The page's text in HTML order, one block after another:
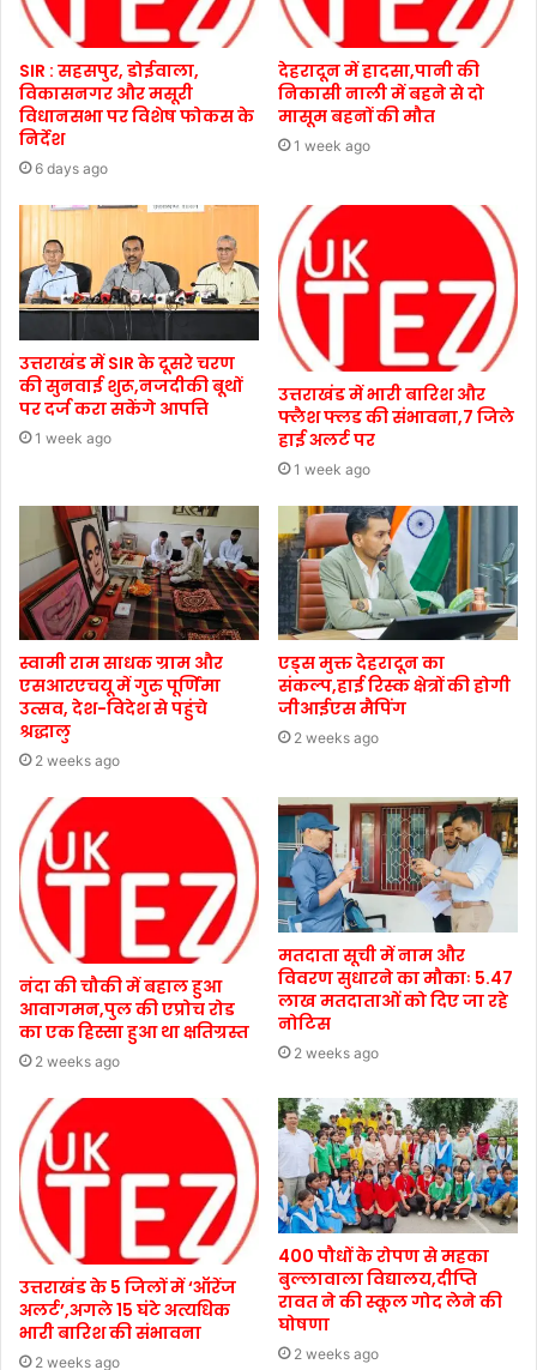
SIR : सहसपुर, डोईवाला,
विकासनगर और मसूरी
विधानसभा पर विशेष फोकस के
निर्देश
6 days ago
देहरादून में हादसा,पानी की
निकासी नाली में बहने से दो
मासूम बहनों की मौत
1 week ago
उत्तराखंड में SIR के दूसरे चरण
की सुनवाई शुरू,नजदीकी बूथों
पर दर्ज करा सकेंगे आपत्ति
1 week ago
उत्तराखंड में भारी बारिश और
फ्लैश फ्लड की संभावना,7 जिले
हाई अलर्ट पर
1 week ago
स्वामी राम साधक ग्राम और
एसआरएचयू में गुरु पूर्णिमा
उत्सव, देश-विदेश से पहुंचे
श्रद्धालु
2 weeks ago
एड्स मुक्त देहरादून का
संकल्प,हाई रिस्क क्षेत्रों की होगी
जीआईएस मैपिंग
2 weeks ago
नंदा की चौकी में बहाल हुआ
आवागमन,पुल की एप्रोच रोड
का एक हिस्सा हुआ था क्षतिग्रस्त
2 weeks ago
मतदाता सूची में नाम और
विवरण सुधारने का मौकाः 5.47
लाख मतदाताओं को दिए जा रहे
नोटिस
2 weeks ago
उत्तराखंड के 5 जिलों में ‘ऑरेंज
अलर्ट’,अगले 15 घंटे अत्यधिक
भारी बारिश की संभावना
2 weeks ago
400 पौधों के रोपण से महका
बुल्लावाला विद्यालय,दीप्ति
रावत ने की स्कूल गोद लेने की
घोषणा
2 weeks ago